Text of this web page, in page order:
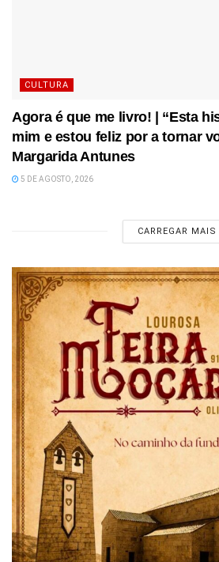
CULTURA
Agora é que me livro! | “Esta
mim e estou feliz por a tornar
Margarida Antunes
5 DE AGOSTO, 2026
CARREGAR MAIS